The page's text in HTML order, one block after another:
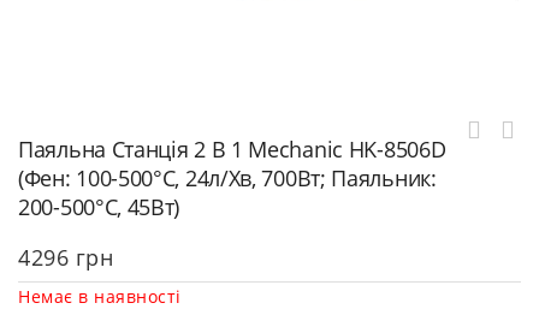
Паяльна Станція 2 В 1 Mechanic HK-8506D
(Фен: 100-500°C, 24л/хв, 700Вт; Паяльник:
200-500°C, 45Вт)
4296 грн
Немає в наявності